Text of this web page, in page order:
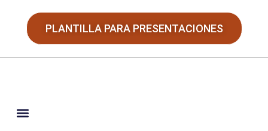
PLANTILLA PARA PRESENTACIONES